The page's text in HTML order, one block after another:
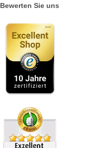
Bewerten Sie uns